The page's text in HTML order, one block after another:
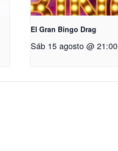
El Gran Bingo Drag
Sáb 15 agosto @ 21:00